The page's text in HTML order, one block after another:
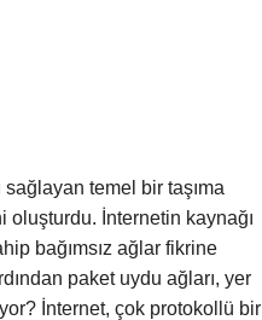
temel bir taşıma
oluşturdu. İnternetin kaynağı
bağımsız ağlar fikrine
paket uydu ağları, yer
İnternet, çok protokollü bir